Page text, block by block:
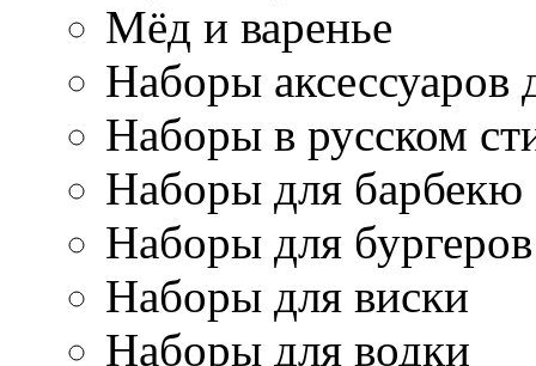
Мёд и варенье
Наборы аксессуаров
Наборы в русском
Наборы для барбекю
Наборы для бургеров
Наборы для виски
Наборы для водки